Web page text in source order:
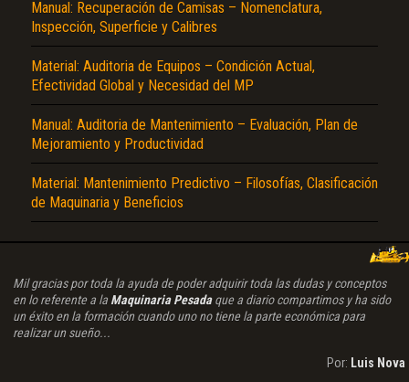
Manual: Recuperación de Camisas – Nomenclatura,
Inspección, Superficie y Calibres
Material: Auditoria de Equipos – Condición Actual,
Efectividad Global y Necesidad del MP
Manual: Auditoria de Mantenimiento – Evaluación, Plan de
Mejoramiento y Productividad
Material: Mantenimiento Predictivo – Filosofías, Clasificación
de Maquinaria y Beneficios
Mil gracias por toda la ayuda de poder adquirir toda las dudas y conceptos
en lo referente a la Maquinaria Pesadaque a diario compartimos y ha sido
un éxito en la formación cuando uno no tiene la parte económica para
realizar un sueño...
Por: Luis Nova